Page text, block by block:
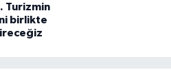
Turizmin
birlikte